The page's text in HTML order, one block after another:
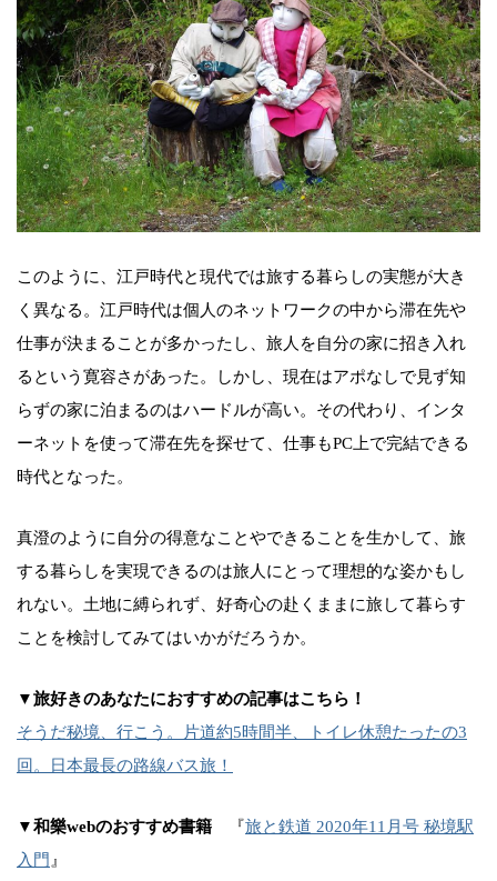
このように、江戸時代と現代では旅する暮らしの実態が大き
く異なる。江戸時代は個人のネットワークの中から滞在先や
仕事が決まることが多かったし、旅人を自分の家に招き入れ
るという寛容さがあった。しかし、現在はアポなしで見ず知
らずの家に泊まるのはハードルが高い。その代わり、インタ
ーネットを使って滞在先を探せて、仕事もPC上で完結できる
時代となった。
真澄のように自分の得意なことやできることを生かして、旅
する暮らしを実現できるのは旅人にとって理想的な姿かもし
れない。土地に縛られず、好奇心の赴くままに旅して暮らす
ことを検討してみてはいかがだろうか。
▼旅好きのあなたにおすすめの記事はこちら！
そうだ秘境、行こう。片道約5時間半、トイレ休憩たったの3
回。日本最長の路線バス旅！
▼和樂webのおすすめ書籍 『旅と鉄道 2020年11月号 秘境駅
入門 』